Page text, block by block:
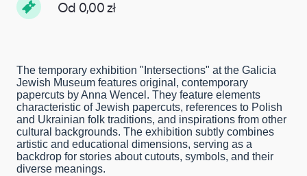
Od 0,00 zł
The temporary exhibition "Intersections" at the Galicia
Jewish Museum features original, contemporary
papercuts by Anna Wencel. They feature elements
characteristic of Jewish papercuts, references to Polish
and Ukrainian folk traditions, and inspirations from other
cultural backgrounds. The exhibition subtly combines
artistic and educational dimensions, serving as a
backdrop for stories about cutouts, symbols, and their
diverse meanings.